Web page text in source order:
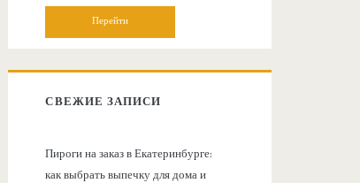
о
:
СВЕЖИЕ ЗАПИСИ
Пироги на заказ в Екатеринбурге:
как выбрать выпечку для дома и